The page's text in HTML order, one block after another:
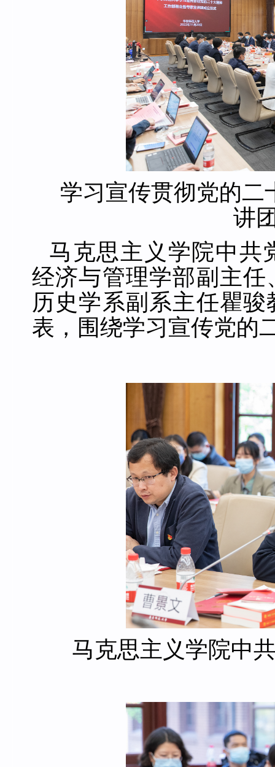
学习宣传贯彻党的二
讲
马克思主义学院中共
经济与管理学部副主
历史学系副系主任瞿
表，围绕学习宣传党的
马克思主义学院中